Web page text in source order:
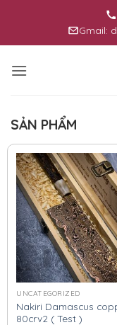
content
Gmail:
SẢN PHẨM
UNCATEGORIZED
Nakiri Damascus
80crv2 ( Test )